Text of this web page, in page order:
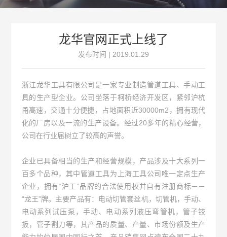
龙华官网正式上线了
发布时间 | 2019.01.29
浙江龙华工具有限公司是一家专业制造管道工具、手动工
具的生产型企业。公司坐落于柯桥经济开发区，紧邻沪杭
甬高速，交通十分便捷，占地面积近30000m2，拥有现代
化的厂房以及一流的生产设备。经过20多年的精心经营，
公司在行业届树立了较高的声誉。
企业已具备相当的生产和经营规模，产品涉及十大系列一
百多个品种，其中管道工具为上海工具公司唯一定点生产
企业，拥有“沪工”品牌的合法使用权并自有注册商标－－
“龙王”牌。主要产品有：电动切管套丝机，切管机，手动、
电动系列试压泵，手动、电动系列液压弯管机，管子铰
扳，管子割刀等，其产品的质量、产量、市场份额及生产